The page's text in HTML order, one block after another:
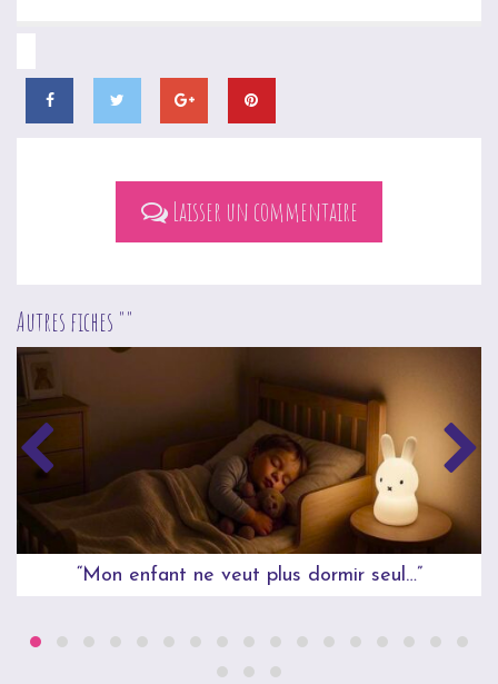
Laisser un commentaire
Autres fiches ""
“Mon enfant ne veut plus dormir seul…”